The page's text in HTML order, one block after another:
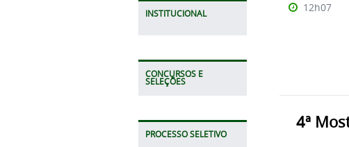
INSTITUCIONAL
CONCURSOS E
SELEÇÕES
PROCESSO SELETIVO
12h07
4ª